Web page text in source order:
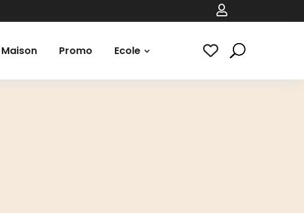

Maison Promo Ecole